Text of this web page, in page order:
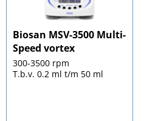
Biosan MSV-3500 Multi-
Speed vortex
300-3500 rpm
T.b.v. 0.2 ml t/m 50 ml